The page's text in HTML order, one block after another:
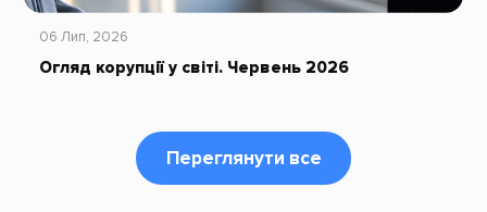
06 Лип, 2026
Огляд корупції у світі. Червень 2026
Переглянути все